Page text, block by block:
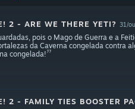
2 - ARE WE THERE YETI? 31/
pois o Mago de Guerra e a
da Caverna congelada
congelada!
2 - FAMILY TIES BOOSTER